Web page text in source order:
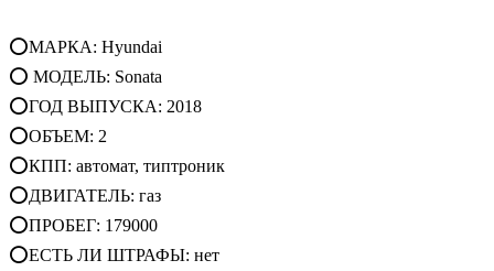
⭕МАРКА: Hyundai
⭕ МОДЕЛЬ: Sonata
⭕ГОД ВЫПУСКА: 2018
⭕ОБЪЕМ: 2
⭕КПП: автомат, типтроник
⭕ДВИГАТЕЛЬ: газ
⭕ПРОБЕГ: 179000
⭕ЕСТЬ ЛИ ШТРАФЫ: нет